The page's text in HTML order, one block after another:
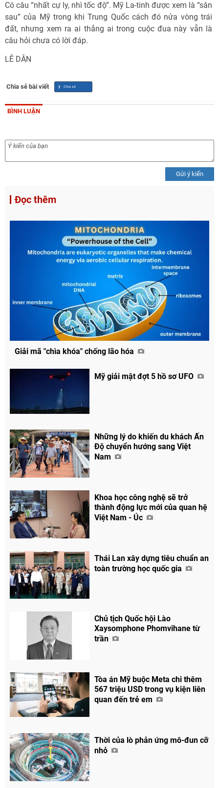
Có câu “nhất cự ly, nhì tốc độ”. Mỹ La-tinh được xem là “sân
sau” của Mỹ trong khi Trung Quốc cách đó nửa vòng trái
đất, nhưng xem ra ai thắng ai trong cuộc đua này vẫn là
câu hỏi chưa có lời đáp.
LÊ DÂN
Chia sẻ bài viết
BÌNH LUẬN
Gửi ý kiến
Đọc thêm
Giải mã "chìa khóa" chống lão hóa
Mỹ giải mật đợt 5 hồ sơ UFO
Những lý do khiến du khách Ấn
Độ chuyển hướng sang Việt
Nam
Khoa học công nghệ sẽ trở
thành động lực mới của quan hệ
Việt Nam - Úc
Thái Lan xây dựng tiêu chuẩn an
toàn trường học quốc gia
Chủ tịch Quốc hội Lào
Xaysomphone Phomvihane từ
trần
Tòa án Mỹ buộc Meta chi thêm
567 triệu USD trong vụ kiện liên
quan đến trẻ em
Thời của lò phản ứng mô-đun cỡ
nhỏ